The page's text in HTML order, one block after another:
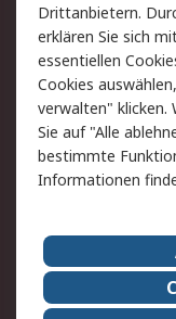
Rechtliches
RS Verkaufs- und
Cookie-
Impressum
Karriere bei RS
Qualität/
Drittanbietern.
erklären Sie sich
essentiellen
Cookies
verwalten" klicken.
Sie auf "Alle
bestimmte
Informationen